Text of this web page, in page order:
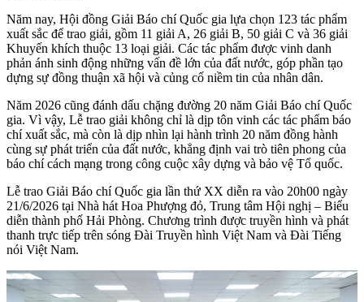
Năm nay, Hội đồng Giải Báo chí Quốc gia lựa chọn 123 tác phẩm
xuất sắc để trao giải, gồm 11 giải A, 26 giải B, 50 giải C và 36 giải
Khuyến khích thuộc 13 loại giải. Các tác phẩm được vinh danh
phản ánh sinh động những vấn đề lớn của đất nước, góp phần tạo
dựng sự đồng thuận xã hội và củng cố niềm tin của nhân dân.
Năm 2026 cũng đánh dấu chặng đường 20 năm Giải Báo chí Quốc
gia. Vì vậy, Lễ trao giải không chỉ là dịp tôn vinh các tác phẩm báo
chí xuất sắc, mà còn là dịp nhìn lại hành trình 20 năm đồng hành
cùng sự phát triển của đất nước, khẳng định vai trò tiên phong của
báo chí cách mạng trong công cuộc xây dựng và bảo vệ Tổ quốc.
Lễ trao Giải Báo chí Quốc gia lần thứ XX diễn ra vào 20h00 ngày
21/6/2026 tại Nhà hát Hoa Phượng đỏ, Trung tâm Hội nghị – Biểu
diễn thành phố Hải Phòng. Chương trình được truyền hình và phát
thanh trực tiếp trên sóng Đài Truyền hình Việt Nam và Đài Tiếng
nói Việt Nam.